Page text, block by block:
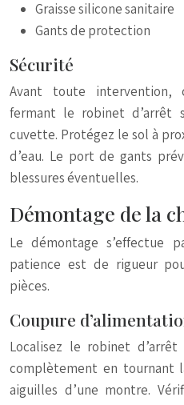
Graisse silicone sanitaire
Gants de protection
Sécurité
Avant toute intervention,
fermant le robinet d’arrêt
cuvette. Protégez le sol à
d’eau. Le port de gants
blessures éventuelles.
Démontage de la
Le démontage s’effectue
patience est de rigueur
pièces.
Coupure
Localisez le robinet
complètement en tournant
aiguilles d’une montre.